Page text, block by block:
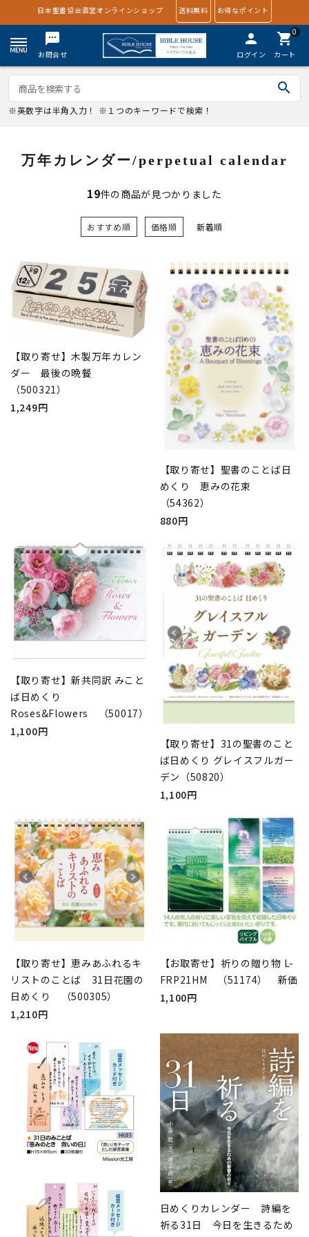
日本聖書協会直営オンラインショップ 送料無料 お得なポイント
textsms
お問合せ
person
ログイン
0
shopping_cart
カート
search
※英数字は半角入力！ ※１つのキーワードで検索！
万年カレンダー/perpetual calendar
19件の商品が見つかりました
おすすめ順 価格順 新着順
【取り寄せ】木製万年カレン
ダー 最後の晩餐
（500321）
1,249円
【取り寄せ】聖書のことば日
めくり 恵みの花束
（54362）
880円
【取り寄せ】新共同訳 みこと
ば日めくり
Roses&Flowers （50017）
1,100円
【取り寄せ】31の聖書のこと
ば日めくり グレイスフルガー
デン（50820）
1,100円
【取り寄せ】恵みあふれるキ
リストのことば 31日花園の
日めくり （500305）
1,210円
【お取寄せ】祈りの贈り物 L-
FRP21HM （51174） 新価
1,100円
日めくりカレンダー 詩編を
祈る31日 今日を生きるため